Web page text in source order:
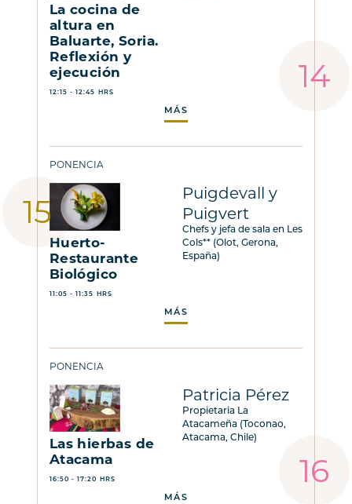
La cocina de
altura en
Baluarte, Soria.
Reflexión y
ejecución
12:15 - 12:45 HRS
MÁS
PONENCIA
Huerto-
Restaurante
Biológico
11:05 - 11:35 HRS
Puigdevall y
Puigvert
Chefs y jefa de sala en Les
Cols** (Olot, Gerona,
España)
MÁS
PONENCIA
Las hierbas de
Atacama
16:50 - 17:20 HRS
Patricia Pérez
Propietaria La
Atacameña (Toconao,
Atacama, Chile)
MÁS